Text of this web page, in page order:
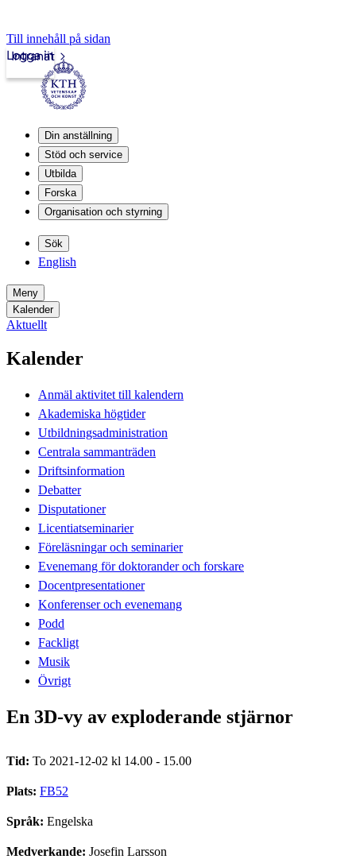
Till innehåll på sidan
Intranät
Logga in
Din anställning
Stöd och service
Utbilda
Forska
Organisation och styrning
Sök
English
Meny
Kalender
Aktuellt
Kalender
Anmäl aktivitet till kalendern
Akademiska högtider
Utbildningsadministration
Centrala sammanträden
Driftsinformation
Debatter
Disputationer
Licentiatseminarier
Föreläsningar och seminarier
Evenemang för doktorander och forskare
Docentpresentationer
Konferenser och evenemang
Podd
Fackligt
Musik
Övrigt
En 3D-vy av exploderande stjärnor
Tid: To 2021-12-02 kl 14.00 - 15.00
Plats: FB52
Språk: Engelska
Medverkande: Josefin Larsson